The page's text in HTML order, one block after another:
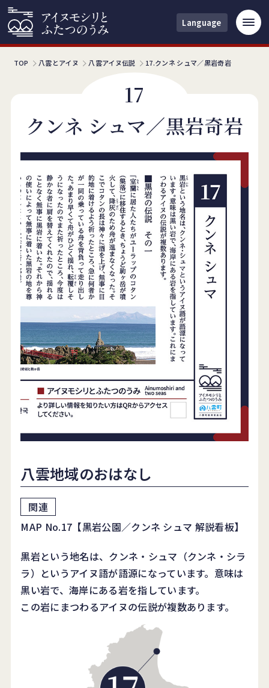
Language
TOP 八雲とアイヌ 八雲アイヌ伝説 クンネ シュマ／黒岩奇岩
クンネ シュマ／黒岩奇岩
八雲地域のおはなし
MAP No.17【黒岩公園／クンネ シュマ 解説看板】
黒岩という地名は、クンネ・シュマ（クンネ・シラ
ラ）というアイヌ語が語源になっています。意味は
黒い岩で、海岸にある岩を指しています。
この岩にまつわるアイヌの伝説が複数あります。